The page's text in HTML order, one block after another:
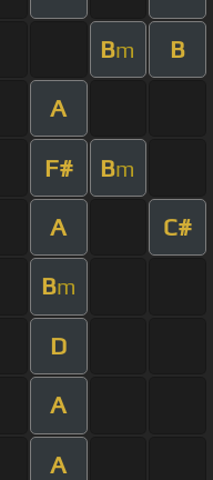
Bm B
A
F# Bm
A C#
Bm
D
A
A